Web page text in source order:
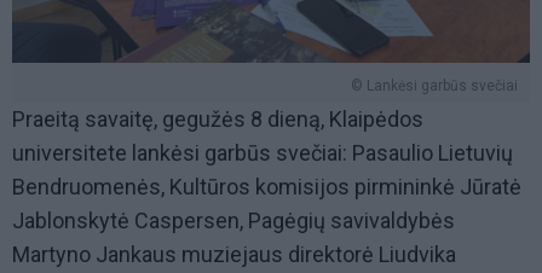
© Lankėsi garbūs svečiai
Praeitą savaitę, gegužės 8 dieną, Klaipėdos
universitete lankėsi garbūs svečiai: Pasaulio Lietuvių
Bendruomenės, Kultūros komisijos pirmininkė Jūratė
Jablonskytė Caspersen, Pagėgių savivaldybės
Martyno Jankaus muziejaus direktorė Liudvika